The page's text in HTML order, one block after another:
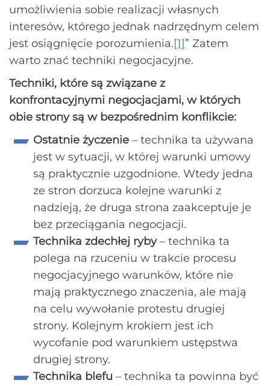
umożliwienia sobie realizacji własnych
interesów, którego jednak nadrzędnym celem
jest osiągnięcie porozumienia.[1]” Zatem
warto znać techniki negocjacyjne.
Techniki, które są związane z
konfrontacyjnymi negocjacjami, w których
obie strony są w bezpośrednim konflikcie:
Ostatnie życzenie – technika ta używana
jest w sytuacji, w której warunki umowy
są praktycznie uzgodnione. Wtedy jedna
ze stron dorzuca kolejne warunki z
nadzieją, że druga strona zaakceptuje je
bez przeciągania negocjacji.
Technika zdechłej ryby– technika ta
polega na rzuceniu w trakcie procesu
negocjacyjnego warunków, które nie
mają praktycznego znaczenia, ale mają
na celu wywołanie protestu drugiej
strony. Kolejnym krokiem jest ich
wycofanie pod warunkiem ustępstwa
drugiej strony.
Technika blefu – technika ta powinna być